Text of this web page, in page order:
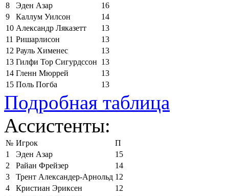
8
Эден Азар
16
9
Каллум Уилсон
14
10 Александр Ляказетт
13
11 Ришарлисон
13
12 Рауль Хименес
13
13 Гилфи Тор Сигурдссон 13
14 Гленн Мюррей
13
15 Поль Погба 13
Подробная таблица
Ассистенты:
№ Игрок
П
1
Эден Азар
15
2
Райан Фрейзер
14
3
Трент Александер-Арнольд 12
4
Кристиан Эриксен
12